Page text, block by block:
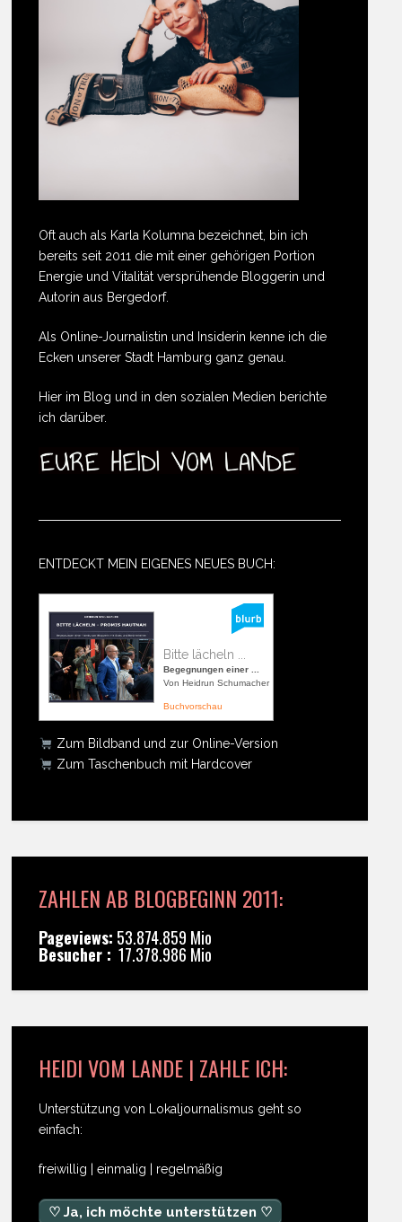
Oft auch als Karla Kolumna bezeichnet, bin ich
bereits seit 2011 die mit einer gehörigen Portion
Energie und Vitalität versprühende Bloggerin und
Autorin aus Bergedorf.
Als Online-Journalistin und Insiderin kenne ich die
Ecken unserer Stadt Hamburg ganz genau.
Hier im Blog und in den sozialen Medien berichte
ich darüber.
ENTDECKT MEIN EIGENES NEUES BUCH:
Bitte lächeln ...
Begegnungen einer ...
Von Heidrun Schumacher
Buchvorschau
Zum Bildband und zur Online-Version
Zum Taschenbuch mit Hardcover
ZAHLEN AB BLOGBEGINN 2011:
Pageviews: 53.874.859 Mio
Besucher : 17.378.986 Mio
HEIDI VOM LANDE | ZAHLE ICH:
Unterstützung von Lokaljournalismus geht so
einfach:
freiwillig | einmalig | regelmäßig
♡ Ja, ich möchte unterstützen ♡